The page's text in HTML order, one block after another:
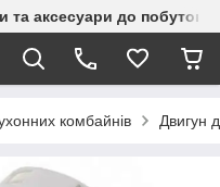
та аксесуари до побутової
комбайнів Двигун